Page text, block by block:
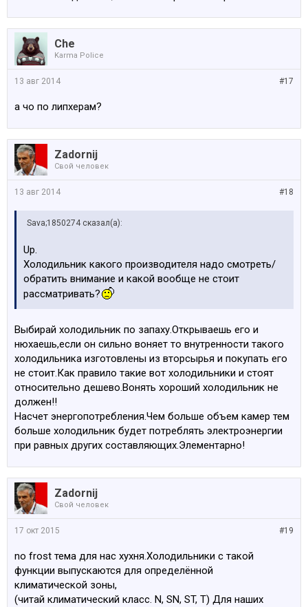
Che
Karma Police
#17
13 авг 2014
а чо по липхерам?
Zadornij
Свой человек
#18
13 авг 2014
Sava;1850274 сказал(а):
Up.
Холодильник какого производителя надо смотреть/
обратить внимание и какой вообще не стоит
рассматривать?
Выбирай холодильник по запаху.Открываешь его и
нюхаешь,если он сильно воняет то внутренности такого
холодильника изготовлены из вторсырья и покупать его
не стоит.Как правило такие вот холодильники и стоят
относительно дешево.Вонять хороший холодильник не
должен!!
Насчет энергопотребления.Чем больше объем камер тем
больше холодильник будет потреблять электроэнергии
при равных других составляющих.Элементарно!
Zadornij
Свой человек
#19
17 окт 2015
no frost тема для нас хухня.Холодильники с такой
функции выпускаются для определённой
климатической зоны,
(читай климатический класс. N, SN, ST, T) Для наших